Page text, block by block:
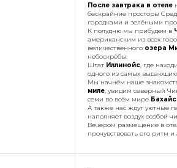
После завтрака в отеле
бескрайние просторы
городками и зелёными
К полудню мы прибудем в
американским из всех
величественного озера
небоскрёбы.
Штат Иллинойс, где
одного из самых
Мы начнём наше
миле, увидим северный
семи во всём мире
А также нас ждут уютные
наполняет воздух особой
Вечером размещение в
прочувствовать его ритм и